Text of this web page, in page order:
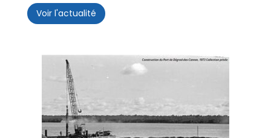
Voir l'actualité 5-6 nov : 2è Conférence des Ports du